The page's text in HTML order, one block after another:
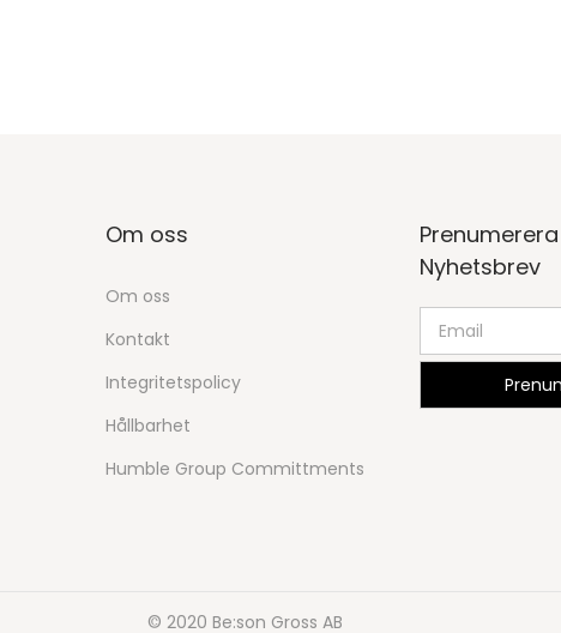
Om oss
Om oss
Kontakt
Integritetspolicy
Hållbarhet
Humble Group Committments
Nyhetsbrev
© 2020 Be:son Gross AB